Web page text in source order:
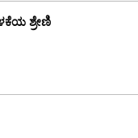
ಶ್ರೇಣಿ